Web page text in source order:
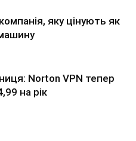
яку цінують як
Norton VPN тепер
на рік